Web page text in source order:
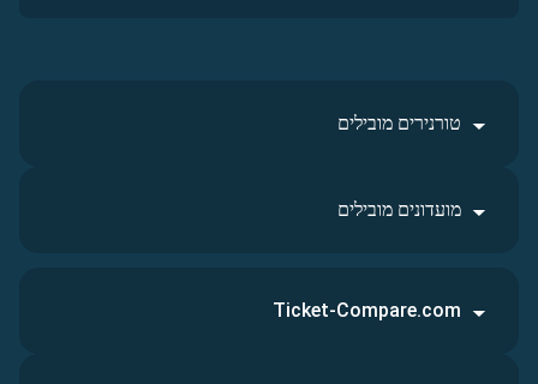
טורנירים מובילים
מועדונים מובילים
Ticket-Compare.com